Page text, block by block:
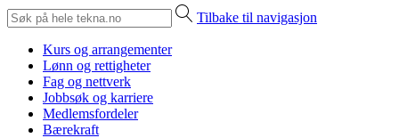
Tilbake til navigasjon
Kurs og arrangementer
Lønn og rettigheter
Fag og nettverk
Jobbsøk og karriere
Medlemsfordeler
Bærekraft